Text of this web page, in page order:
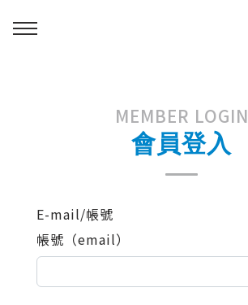
MEMBER LOGIN
會員登入
E-mail/帳號
帳號（email）